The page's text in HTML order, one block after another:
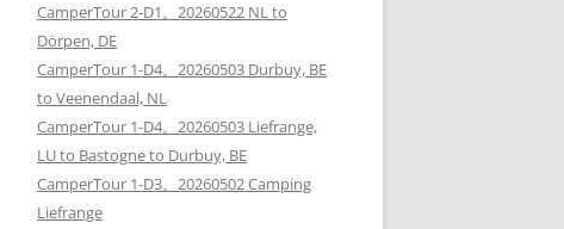
CamperTour 2-D1。20260522 NL to
Dörpen, DE
CamperTour 1-D4。20260503 Durbuy, BE
to Veenendaal, NL
CamperTour 1-D4。20260503 Liefrange,
LU to Bastogne to Durbuy, BE
CamperTour 1-D3。20260502 Camping
Liefrange